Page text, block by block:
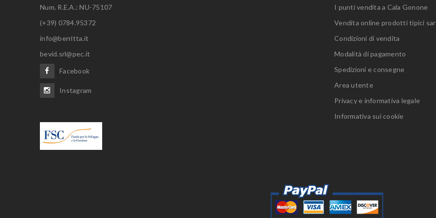
Num. R.E.A.: NU-75107
(+39) 0784.95372
info@berritta.it
bevid.srl@pec.it
Facebook
Instagram
I punti vendita a Cala Gonone
Vendita online prodotti tipici
Condizioni di vendita
Modalità di pagamento
Spedizioni e consegne
Area utente
Privacy e informativa legale
Informativa sui cookie